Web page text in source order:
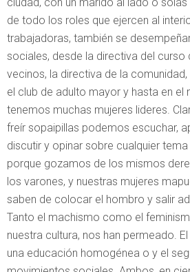
de todo los roles que ejercen al
trabajadoras, también se
sociales, desde la directiva del curso
vecinos, la directiva de la
el club de adulto mayor y hasta en el
tenemos muchas mujeres lideres.
freír sopaipillas podemos escuchar,
discutir y opinar sobre cualquier
porque gozamos de los mismos
los varones, y nuestras mujeres
saben de colocar el hombro y salir
Tanto el machismo como el
nuestra cultura, nos han permeado.
una educación homogénea o y el